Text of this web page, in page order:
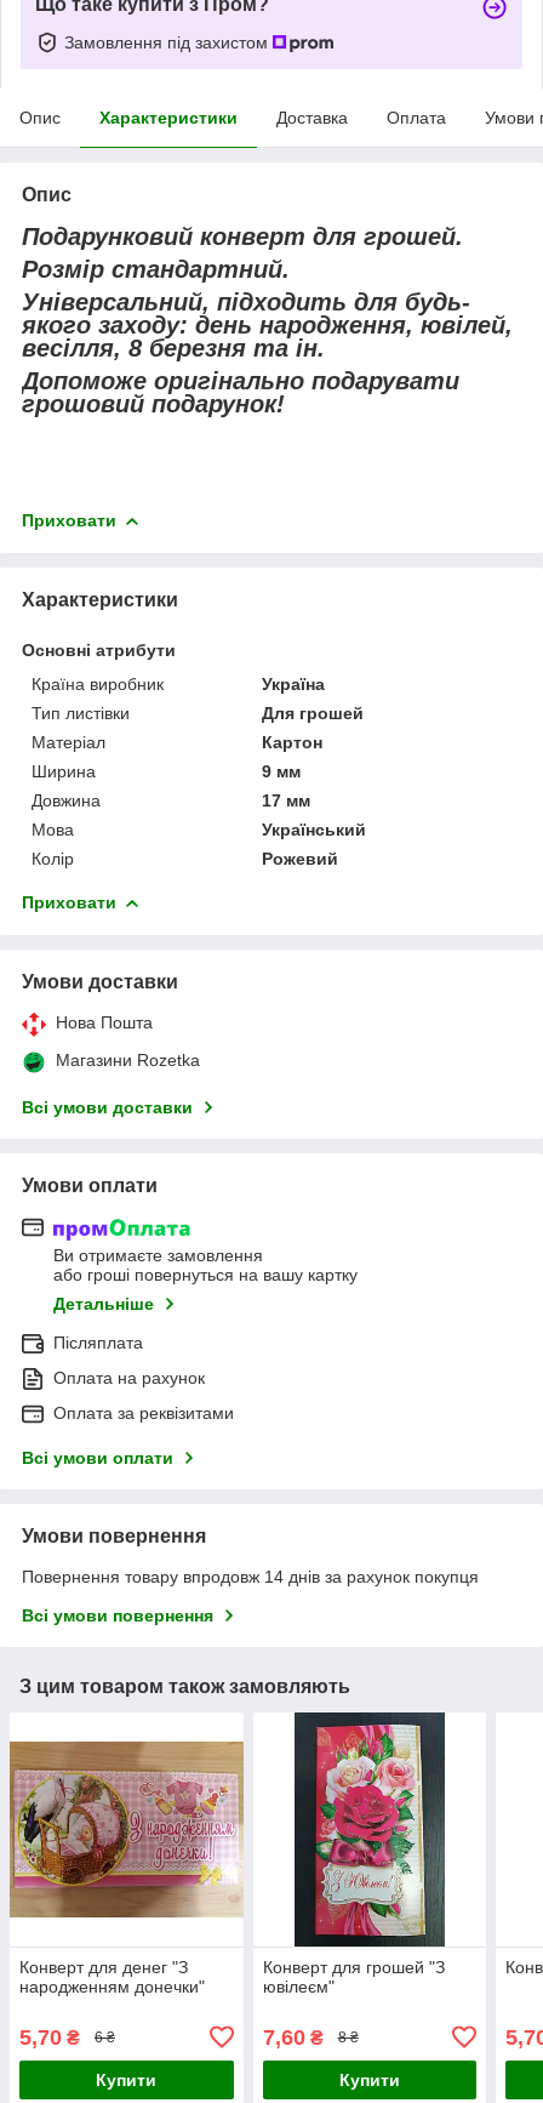
Замовлення під захистом
Опис Характеристики Доставка Оплата Умови
Опис
Подарунковий конверт для грошей.
Розмір стандартний.
Універсальний, підходить для будь-
якого заходу: день народження, ювілей,
весілля, 8 березня та ін.
Допоможе оригінально подарувати
грошовий подарунок!
Приховати
Характеристики
Основні атрибути
Країна виробник
Україна
Тип листівки
Для грошей
Матеріал
Картон
Ширина
9 мм
Довжина
17 мм
Мова
Український
Колір
Рожевий
Приховати
Умови доставки
Нова Пошта
Магазини Rozetka
Всі умови доставки
Умови оплати
Ви отримаєте замовлення
або гроші повернуться на вашу картку
Детальніше
Післяплата
Оплата на рахунок
Оплата за реквізитами
Всі умови оплати
Умови повернення
Повернення товару впродовж 14 днів за рахунок покупця
Всі умови повернення
З цим товаром також замовляють
Конверт для денег "З
народженням донечки"
5,70 ₴ 6 ₴
Купити
Конверт для грошей "З
ювілеєм"
7,60₴ 8 ₴
Купити